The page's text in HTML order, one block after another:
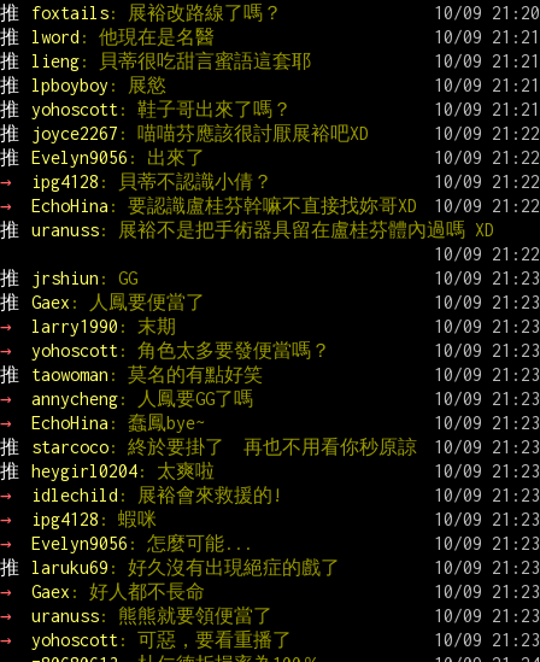
推
foxtails: 展裕改路線了嗎？
推
lword : 他現在是名醫
推
lieng: 貝蒂很吃甜言蜜語這套耶
推
lpboyboy : 展慾
推
yohoscott: 鞋子哥出來了嗎？
推
joyce2267 : 喵喵芬應該很討厭展裕吧XD
推
Evelyn9056 : 出來了
→
ipg4128 : 貝蒂不認識小倩？
→
EchoHina : 要認識盧桂芬幹嘛不直接找妳哥XD
推
uranuss: 展裕不是把手術器具留在盧桂芬體內過嗎 XD
推 jrshiun : GG
推
Gaex : 人鳳要便當了
→
larry1990 : 末期
→
yohoscott: 角色太多要發便當嗎？
推
taowoman : 莫名的有點好笑
→
annycheng: 人鳳要GG了嗎
→
EchoHina : 蠢鳳bye~
推
starcoco: 終於要掛了  再也不用看你秒原諒
推
heygirl0204: 太爽啦
→
idlechild : 展裕會來救援的!
→
ipg4128 : 蝦咪
→
Evelyn9056 : 怎麼可能...
推
laruku69 : 好久沒有出現絕症的戲了
→
Gaex : 好人都不長命
→
uranuss: 熊熊就要領便當了
→
yohoscott: 可惡，要看重播了